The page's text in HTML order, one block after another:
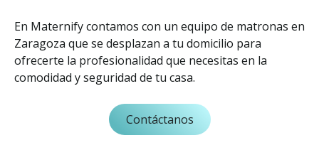
En Maternify contamos con un equipo de matronas en
Zaragoza que se desplazan a tu domicilio para
ofrecerte la profesionalidad que necesitas en la
comodidad y seguridad de tu casa.
Contáctanos